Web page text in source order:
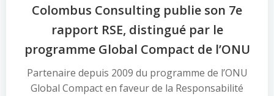
Colombus Consulting publie son 7e
rapport RSE, distingué par le
programme Global Compact de l’ONU
Partenaire depuis 2009 du programme de l’ONU
Global Compact en faveur de la Responsabilité